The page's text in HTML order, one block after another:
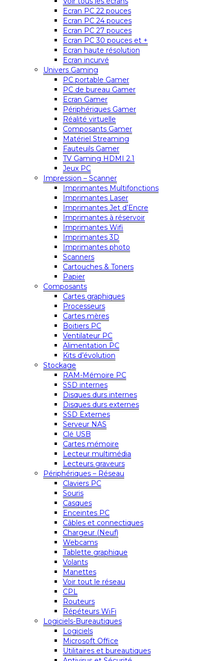
Ecran PC 22 pouces
Ecran PC 24 pouces
Ecran PC 27 pouces
Ecran PC 30 pouces et +
Ecran haute résolution
Ecran incurvé
Univers Gaming
PC portable Gamer
PC de bureau Gamer
Ecran Gamer
Périphériques Gamer
Réalité virtuelle
Composants Gamer
Matériel Streaming
Fauteuils Gamer
TV Gaming HDMI 2.1
Jeux PC
Impression – Scanner
Imprimantes Multifonctions
Imprimantes Laser
Imprimantes Jet d’Encre
Imprimantes à réservoir
Imprimantes Wifi
Imprimantes 3D
Imprimantes photo
Scanners
Cartouches & Toners
Papier
Composants
Cartes graphiques
Processeurs
Cartes mères
Boitiers PC
Ventilateur PC
Alimentation PC
Kits d’évolution
Stockage
RAM-Mémoire PC
SSD internes
Disques durs internes
Disques durs externes
SSD Externes
Serveur NAS
Clé USB
Cartes mémoire
Lecteur multimédia
Lecteurs graveurs
Périphériques – Réseau
Claviers PC
Souris
Casques
Enceintes PC
Câbles et connectiques
Chargeur (Neuf)
Webcams
Tablette graphique
Volants
Manettes
Voir tout le réseau
CPL
Routeurs
Répéteurs WiFi
Logiciels-Bureautiques
Logiciels
Microsoft Office
Utilitaires et bureautiques